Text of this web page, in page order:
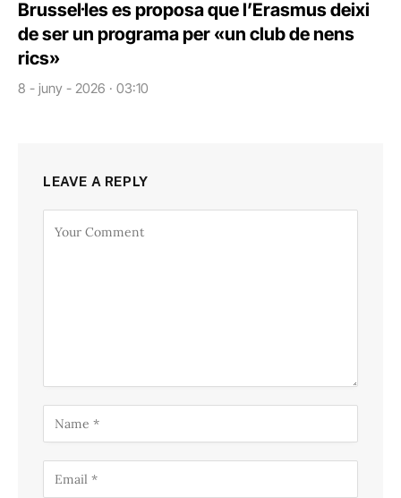
Brussel·les es proposa que l’Erasmus deixi
de ser un programa per «un club de nens
rics»
8 - juny - 2026 · 03:10
LEAVE A REPLY